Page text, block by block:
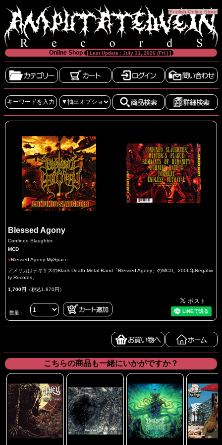
[English Online Store]
Online Shop [ Last Update : July 31, 2026 (Fri.) ]
Blessed Agony
Confined Slaughter
MCD
●Blessed Agony MySpace
アメリカはテキサスのBlack Death Metal Band「Blessed Agony」のMCD。2006年Negativi
ty Records。
1,700円 （税込1,870円）
数量：
こちらの商品も一緒にいかがですか？